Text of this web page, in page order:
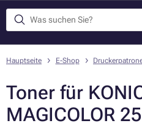
Hauptseite E-Shop
Toner für
MAGICOLOR